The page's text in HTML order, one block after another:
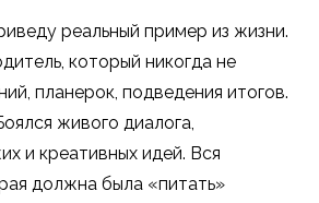
реальный пример из жизни.
который никогда не
планерок, подведения итогов.
живого диалога,
и креативных идей. Вся
должна была «питать»